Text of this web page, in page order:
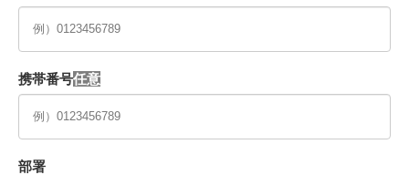
携帯番号
部署